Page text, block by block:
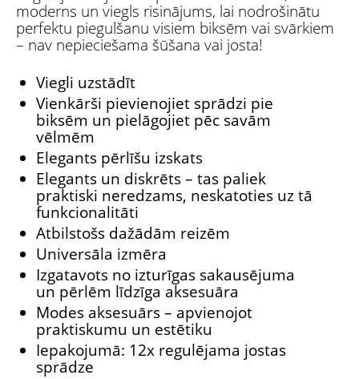
moderns un viegls risinājums, lai nodrošinātu
perfektu piegulšanu visiem biksēm vai svārkiem
– nav nepieciešama šūšana vai josta!
Viegli uzstādīt
Vienkārši pievienojiet sprādzi pie
biksēm un pielāgojiet pēc savām
vēlmēm
Elegants pērlīšu izskats
Elegants un diskrēts – tas paliek
praktiski neredzams, neskatoties uz tā
funkcionalitāti
Atbilstošs dažādām reizēm
Universāla izmēra
Izgatavots no izturīgas sakausējuma
un pērlēm līdzīga aksesuāra
Modes aksesuārs – apvienojot
praktiskumu un estētiku
Iepakojumā: 12x regulējama jostas
sprādze